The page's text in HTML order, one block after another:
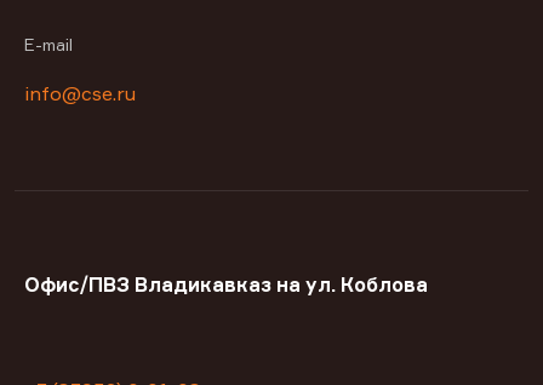
E-mail
info@cse.ru
Офис/ПВЗ Владикавказ на ул. Коблова